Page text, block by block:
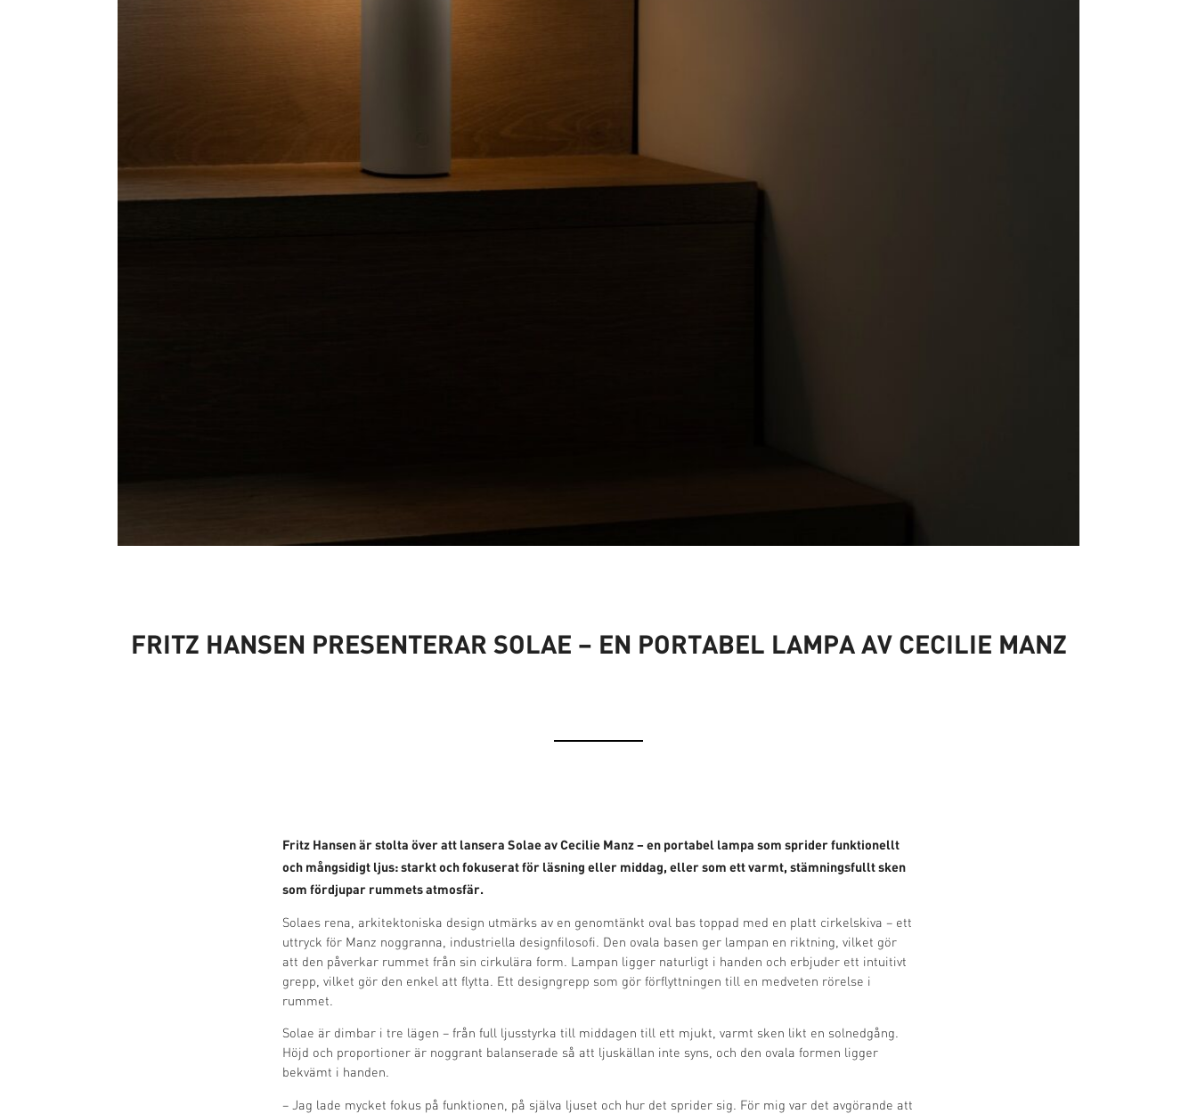
FRITZ HANSEN PRESENTERAR SOLAE – EN PORTABEL LAMPA AV CECILIE MANZ
Fritz Hansen är stolta över att lansera Solae av Cecilie Manz – en portabel lampa som sprider funktionellt
och mångsidigt ljus: starkt och fokuserat för läsning eller middag, eller som ett varmt, stämningsfullt sken
som fördjupar rummets atmosfär.
Solaes rena, arkitektoniska design utmärks av en genomtänkt oval bas toppad med en platt cirkelskiva – ett
uttryck för Manz noggranna, industriella designfilosofi. Den ovala basen ger lampan en riktning, vilket gör
att den påverkar rummet från sin cirkulära form. Lampan ligger naturligt i handen och erbjuder ett intuitivt
grepp, vilket gör den enkel att flytta. Ett designgrepp som gör förflyttningen till en medveten rörelse i
rummet.
Solae är dimbar i tre lägen – från full ljusstyrka till middagen till ett mjukt, varmt sken likt en solnedgång.
Höjd och proportioner är noggrant balanserade så att ljuskällan inte syns, och den ovala formen ligger
bekvämt i handen.
– Jag lade mycket fokus på funktionen, på själva ljuset och hur det sprider sig. För mig var det avgörande att